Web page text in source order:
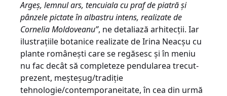
Argeș, lemnul ars, tencuiala cu praf de piatră și
pânzele pictate în albastru intens, realizate de
Cornelia Moldoveanu”, ne detaliază arhitecții. Iar
ilustrațiile botanice realizate de Irina Neacșu cu
plante românești care se regăsesc și în meniu
nu fac decât să completeze pendularea trecut-
prezent, meșteșug/tradiție
tehnologie/contemporaneitate, în cea din urmă